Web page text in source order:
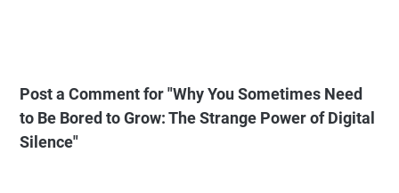
Post a Comment for "Why You Sometimes Need
to Be Bored to Grow: The Strange Power of Digital
Silence"